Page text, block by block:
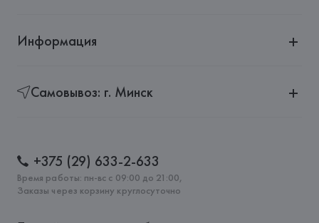
Информация
Самовывоз: г. Минск
+375 (29) 633-2-633
Время работы: пн-вс с 09:00 до 21:00,
Заказы через корзину круглосуточно